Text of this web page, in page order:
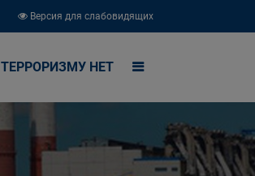
Версия для слабовидящих
ТЕРРОРИЗМУ НЕТ